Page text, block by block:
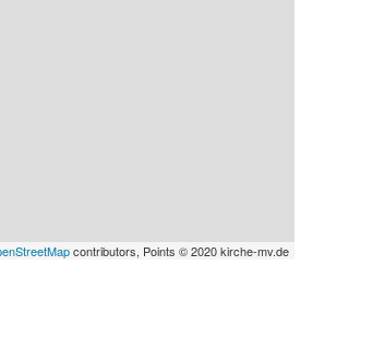
contributors, Points © 2020 kirche-mv.de